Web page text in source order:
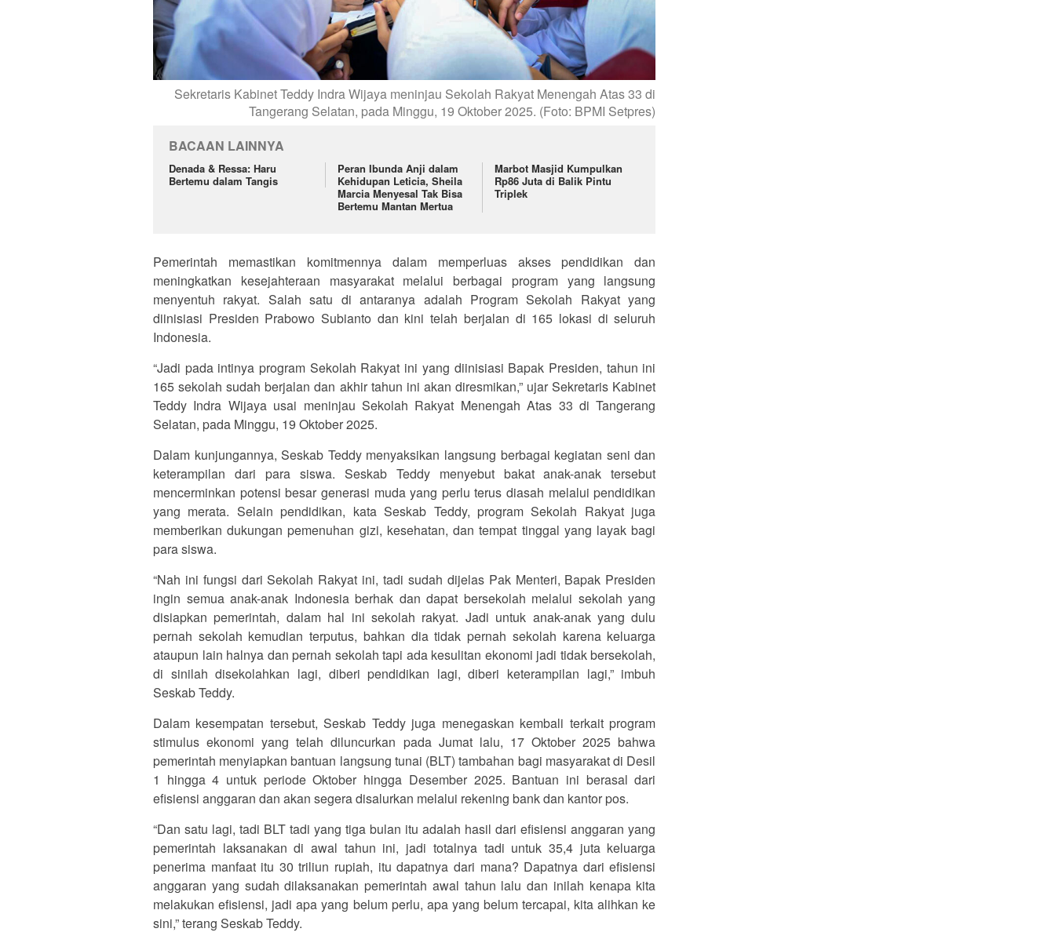
Sekretaris Kabinet Teddy Indra Wijaya meninjau Sekolah Rakyat Menengah Atas 33 di
Tangerang Selatan, pada Minggu, 19 Oktober 2025. (Foto: BPMI Setpres)
BACAAN LAINNYA
Denada & Ressa: Haru
Bertemu dalam Tangis
Peran Ibunda Anji dalam
Kehidupan Leticia, Sheila
Marcia Menyesal Tak Bisa
Bertemu Mantan Mertua
Marbot Masjid Kumpulkan
Rp86 Juta di Balik Pintu
Triplek
Pemerintah memastikan komitmennya dalam memperluas akses pendidikan dan
meningkatkan kesejahteraan masyarakat melalui berbagai program yang langsung
menyentuh rakyat. Salah satu di antaranya adalah Program Sekolah Rakyat yang
diinisiasi Presiden Prabowo Subianto dan kini telah berjalan di 165 lokasi di seluruh
Indonesia.
“Jadi pada intinya program Sekolah Rakyat ini yang diinisiasi Bapak Presiden, tahun ini
165 sekolah sudah berjalan dan akhir tahun ini akan diresmikan,” ujar Sekretaris Kabinet
Teddy Indra Wijaya usai meninjau Sekolah Rakyat Menengah Atas 33 di Tangerang
Selatan, pada Minggu, 19 Oktober 2025.
Dalam kunjungannya, Seskab Teddy menyaksikan langsung berbagai kegiatan seni dan
keterampilan dari para siswa. Seskab Teddy menyebut bakat anak-anak tersebut
mencerminkan potensi besar generasi muda yang perlu terus diasah melalui pendidikan
yang merata. Selain pendidikan, kata Seskab Teddy, program Sekolah Rakyat juga
memberikan dukungan pemenuhan gizi, kesehatan, dan tempat tinggal yang layak bagi
para siswa.
“Nah ini fungsi dari Sekolah Rakyat ini, tadi sudah dijelas Pak Menteri, Bapak Presiden
ingin semua anak-anak Indonesia berhak dan dapat bersekolah melalui sekolah yang
disiapkan pemerintah, dalam hal ini sekolah rakyat. Jadi untuk anak-anak yang dulu
pernah sekolah kemudian terputus, bahkan dia tidak pernah sekolah karena keluarga
ataupun lain halnya dan pernah sekolah tapi ada kesulitan ekonomi jadi tidak bersekolah,
di sinilah disekolahkan lagi, diberi pendidikan lagi, diberi keterampilan lagi,” imbuh
Seskab Teddy.
Dalam kesempatan tersebut, Seskab Teddy juga menegaskan kembali terkait program
stimulus ekonomi yang telah diluncurkan pada Jumat lalu, 17 Oktober 2025 bahwa
pemerintah menyiapkan bantuan langsung tunai (BLT) tambahan bagi masyarakat di Desil
1 hingga 4 untuk periode Oktober hingga Desember 2025. Bantuan ini berasal dari
efisiensi anggaran dan akan segera disalurkan melalui rekening bank dan kantor pos.
“Dan satu lagi, tadi BLT tadi yang tiga bulan itu adalah hasil dari efisiensi anggaran yang
pemerintah laksanakan di awal tahun ini, jadi totalnya tadi untuk 35,4 juta keluarga
penerima manfaat itu 30 triliun rupiah, itu dapatnya dari mana? Dapatnya dari efisiensi
anggaran yang sudah dilaksanakan pemerintah awal tahun lalu dan inilah kenapa kita
melakukan efisiensi, jadi apa yang belum perlu, apa yang belum tercapai, kita alihkan ke
sini,” terang Seskab Teddy.